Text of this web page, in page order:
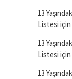
13
Listesi için
13
Listesi için
13